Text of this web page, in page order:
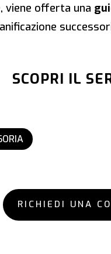
viene offerta una
SCOPRI IL
RICHIEDI UNA